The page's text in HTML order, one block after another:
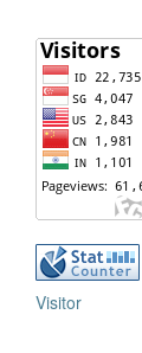
Visitor